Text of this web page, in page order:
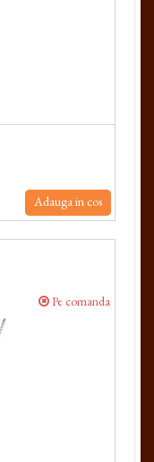
Adauga in cos
Pe comanda